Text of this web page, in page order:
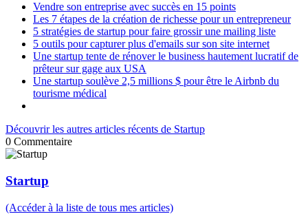
Vendre son entreprise avec succès en 15 points
Les 7 étapes de la création de richesse pour un entrepreneur
5 stratégies de startup pour faire grossir une mailing liste
5 outils pour capturer plus d'emails sur son site internet
Une startup tente de rénover le business hautement lucratif de
prêteur sur gage aux USA
Une startup soulève 2,5 millions $ pour être le Airbnb du
tourisme médical
Découvrir les autres articles récents de Startup
0 Commentaire
Startup
(Accéder à la liste de tous mes articles)